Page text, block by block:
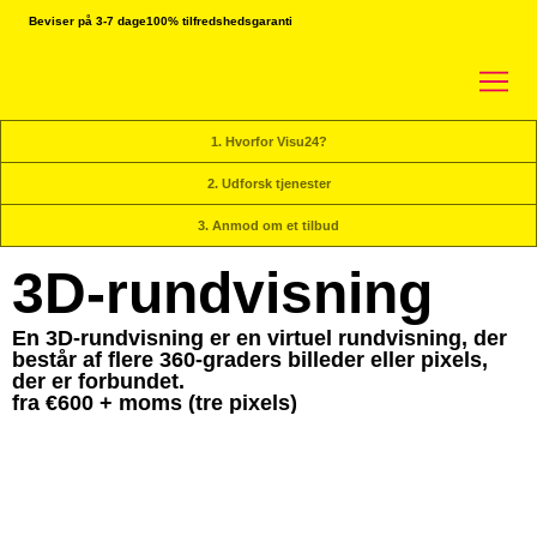
Beviser på 3-7 dage100% tilfredshedsgaranti
1. Hvorfor Visu24?
2. Udforsk tjenester
3. Anmod om et tilbud
3D-rundvisning
En 3D-rundvisning er en virtuel rundvisning, der
består af flere 360-graders billeder eller pixels,
der er forbundet.
fra €600 + moms (tre pixels)